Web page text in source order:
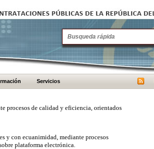
Servicios
procesos de calidad y eficiencia, orientados
y con ecuanimidad, mediante procesos
plataforma electrónica.